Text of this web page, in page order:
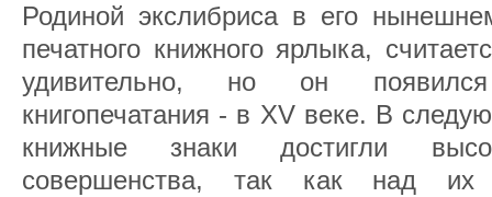
Родиной экслибриса в его
печатного книжного ярлыка,
удивительно, но он
книгопечатания - в XV веке. В
книжные знаки достигли
совершенства, так как над их